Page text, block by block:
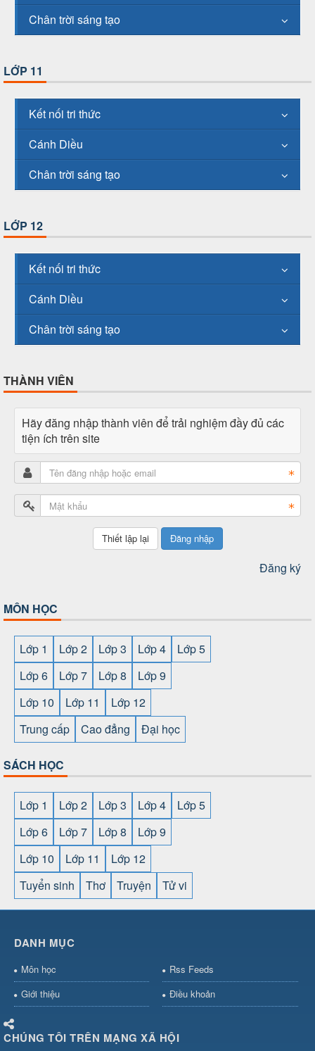
Chân trời sáng tạo
LỚP 11
Kết nối tri thức
Cánh Diều
Chân trời sáng tạo
LỚP 12
Kết nối tri thức
Cánh Diều
Chân trời sáng tạo
THÀNH VIÊN
Hãy đăng nhập thành viên để trải nghiệm đầy đủ các
tiện ích trên site
Đăng nhập
Đăng ký
MÔN HỌC
Lớp 1 Lớp 2 Lớp 3 Lớp 4
Lớp 5
Lớp 6
Lớp 7 Lớp 8
Lớp 9
Lớp 10
Lớp 11
Lớp 12
Trung cấp
Cao đẳng Đại học
SÁCH HỌC
Lớp 1 Lớp 2 Lớp 3 Lớp 4
Lớp 5
Lớp 6
Lớp 7 Lớp 8
Lớp 9
Lớp 10
Lớp 11
Lớp 12
Tuyển sinh
Thơ Truyện Tử vi
cái OPEN88⇔
⇔https://gameb52a.club/ https://new88.biz/
bài⇔bóng đá trực tiếp⇔fly88
select⇔https://xocdiaonline.ae ⇔https://cm88.dad/
⇔F168⇔https://f168.tech/ ⇔cm88⇔https://
bet.com/
nha
DANH MỤC
Môn học
Rss Feeds
Giới thiệu
Điều khoản
CHÚNG TÔI TRÊN MẠNG XÃ HỘI